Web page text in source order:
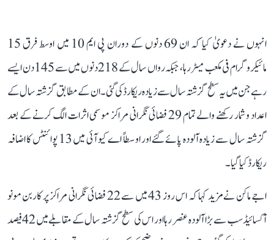
انہوں نے دعویٰ کیا کہ ان 69 دنوں کے دوران پی ایم 10 میں اوسط فرق 15
مائیکروگرام فی مکعب میٹر رہا، جبکہ رواں سال کے 218 دنوں میں سے 145 دن ایسے
رہے جن میں یہ سطح گزشتہ سال سے زیادہ ریکارڈ کی گئی۔ ان کے مطابق گزشتہ سال کے
اعداد و شمار رکھنے والے تمام 29 فضائی نگرانی مراکز موسمی اثرات الگ کرنے کے بعد
گزشتہ سال سے زیادہ آلودہ پائے گئے اور اوسطاً اے کیو آئی میں 13 پوائنٹس کا اضافہ
ریکارڈ کیا گیا۔
اجے ماکن نے مزید کہا کہ اس روز 43 میں سے 22 فضائی نگرانی مراکز پر کاربن مونو
آکسائیڈ سب سے بڑا آلودہ عنصر رہا اور اس کی سطح گزشتہ سال کے مقابلے میں 42 فیصد